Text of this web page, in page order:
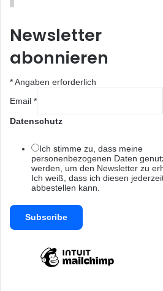
Newsletter
abonnieren
*Angaben erforderlich
Email *
Datenschutz
Ich stimme zu, dass meine
personenbezogenen Daten
werden, um den Newsletter zu
Ich weiß, dass ich diesen
abbestellen kann.